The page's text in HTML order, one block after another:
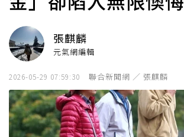
張麒麟
元氣網編輯
2026-05-29 07:59:30 聯合新聞網 ／ 張麒麟